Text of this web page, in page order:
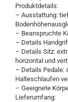
Produktdetails:
– Ausstattung:
– Beanspruchte
– Details
– Details Sitz:
horizontal und
– Details Pedale:
Halteschlaufen
– Geeignete
Lieferumfang: